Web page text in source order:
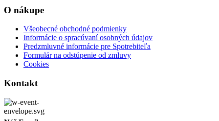
O nákupe
Všeobecné obchodné podmienky
Informácie o spracúvaní osobných údajov
Predzmluvné informácie pre Spotrebiteľa
Formulár na odstúpenie od zmluvy
Cookies
Kontakt